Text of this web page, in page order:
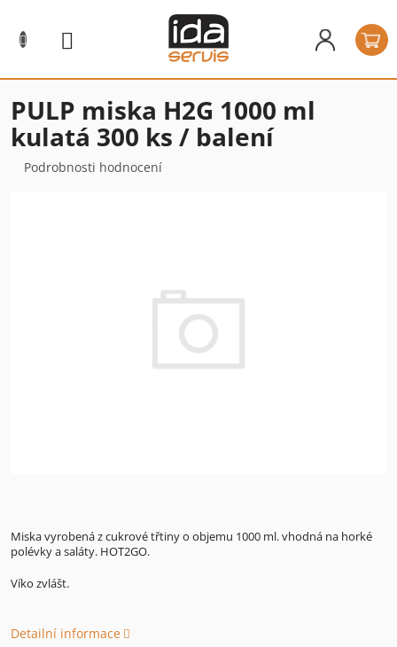
obsah
PULP miska H2G 1000 ml
kulatá 300 ks / balení
Průměrné
Podrobnosti hodnocení
Miska vyrobená z cukrové třtiny o objemu 1000 ml. vhodná na horké
polévky a saláty. HOT2GO.
Víko zvlášt.
Detailní informace